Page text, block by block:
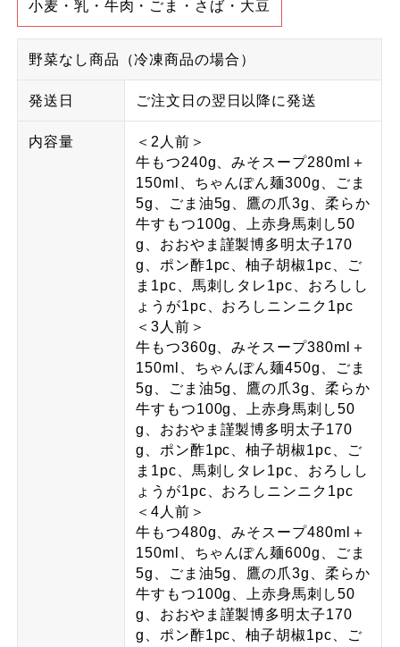
小麦・乳・牛肉・ごま・さば・大豆
野菜なし商品（冷凍商品の場合）
発送日 ご注文日の翌日以降に発送
内容量
＜2人前＞
牛もつ240g、みそスープ280ml＋
150ml、ちゃんぽん麺300g、ごま
5g、ごま油5g、鷹の爪3g、柔らか
牛すもつ100g、上赤身馬刺し50
g、おおやま謹製博多明太子170
g、ポン酢1pc、柚子胡椒1pc、ご
ま1pc、馬刺しタレ1pc、おろしし
ょうが1pc、おろしニンニク1pc
＜3人前＞
牛もつ360g、みそスープ380ml＋
150ml、ちゃんぽん麺450g、ごま
5g、ごま油5g、鷹の爪3g、柔らか
牛すもつ100g、上赤身馬刺し50
g、おおやま謹製博多明太子170
g、ポン酢1pc、柚子胡椒1pc、ご
ま1pc、馬刺しタレ1pc、おろしし
ょうが1pc、おろしニンニク1pc
＜4人前＞
牛もつ480g、みそスープ480ml＋
150ml、ちゃんぽん麺600g、ごま
5g、ごま油5g、鷹の爪3g、柔らか
牛すもつ100g、上赤身馬刺し50
g、おおやま謹製博多明太子170
g、ポン酢1pc、柚子胡椒1pc、ご